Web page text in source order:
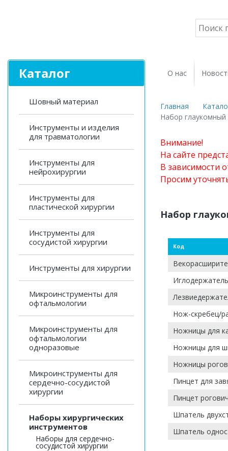
Каталог
Шовный материал
Инструменты и изделия
для травматологии
Инструменты для
нейрохирургии
Инструменты для
пластической хирургии
Инструменты для
сосудистой хирургии
Инструменты для хирургии
Микроинструменты для
офтальмологии
Микроинструменты для
офтальмологии
одноразовые
Микроинструменты для
сердечно-сосудистой
хирургии
Наборы хирургических
инструментов
Наборы для сердечно-
сосудистой хирургии
О нас
Главная
Набор глаукомный
Внимание!
На сайте
В зависимости
Просим
Набор
Код
Нож-скребец/
Ножницы для
Ножницы для
Ножницы
Пинцет для
Пинцет
Шпатель
Шпатель